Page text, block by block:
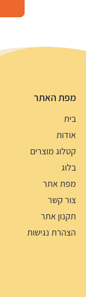
מפת האתר
בית
אודות
קטלוג מוצרים
בלוג
מפת אתר
צור קשר
תקנון אתר
הצהרת נגישות